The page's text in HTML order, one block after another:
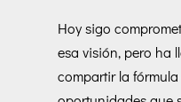
Hoy sigo
esa visión, pero ha
compartir la